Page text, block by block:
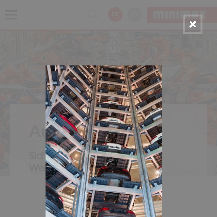
Automobilwerke
Sicherheit in der gesamten
Wertschöpfungskette